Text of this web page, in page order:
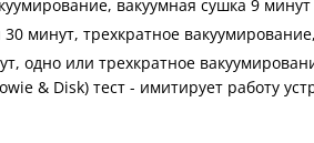
вакуумная сушка 9 минут
минут, трехкратное
одно или трехкратное
& Disk) тест - имитирует работу